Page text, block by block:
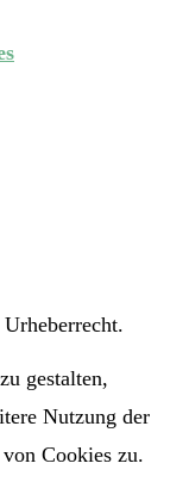
gestalten,
Nutzung der
Cookies zu.